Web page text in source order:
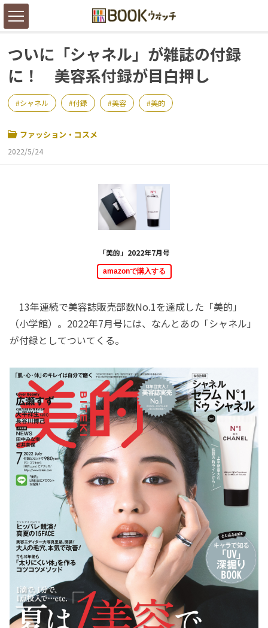
ついに「シャネル」が雑誌の付録
に！ 美容系付録が目白押し
シャネル 付録 美容 美的
ファッション・コスメ
2022/5/24
「美的」2022年7月号
amazonで購入する
13年連続で美容誌販売部数No.1を達成した「美的」
（小学館）。2022年7月号には、なんとあの「シャネル」
が付録としてついてくる。